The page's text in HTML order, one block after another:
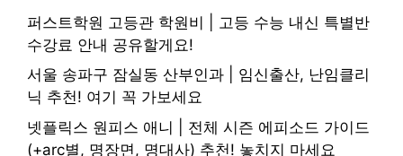
퍼스트학원 고등관 학원비 | 고등 수능 내신 특별반
수강료 안내 공유할게요!
서울 송파구 잠실동 산부인과 | 임신출산, 난임클리
닉 추천! 여기 꼭 가보세요
넷플릭스 원피스 애니 | 전체 시즌 에피소드 가이드
(+arc별, 명장면, 명대사) 추천! 놓치지 마세요